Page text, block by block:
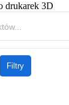
drukarek 3D
Filtry